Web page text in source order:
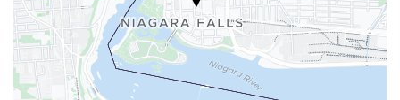
Guardaequipaje
Comida y bebida
Restaurante a la carta